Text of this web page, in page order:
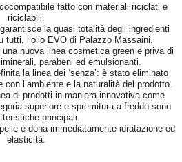
fatto con materiali riciclati e
riciclabili.
la quasi totalità degli ingredienti
tutti, l’olio EVO di Palazzo Massaini.
nuova linea cosmetica green e priva di
parabeni ed emulsionanti.
la linea dei ‘senza’: è stato eliminato
l’ambiente e la naturalità del prodotto.
di prodotti in maniera innovativa come
superiore e spremitura a freddo sono
principali.
e dona immediatamente idratazione ed
elasticità.